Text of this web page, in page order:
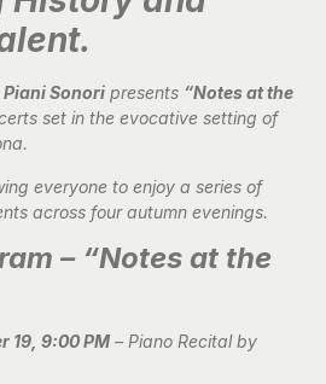
Piani Sonori presents “Notes at the
set in the evocative setting of
everyone to enjoy a series of
across four autumn evenings.
– “Notes at the
19, 9:00 PM – Piano Recital by